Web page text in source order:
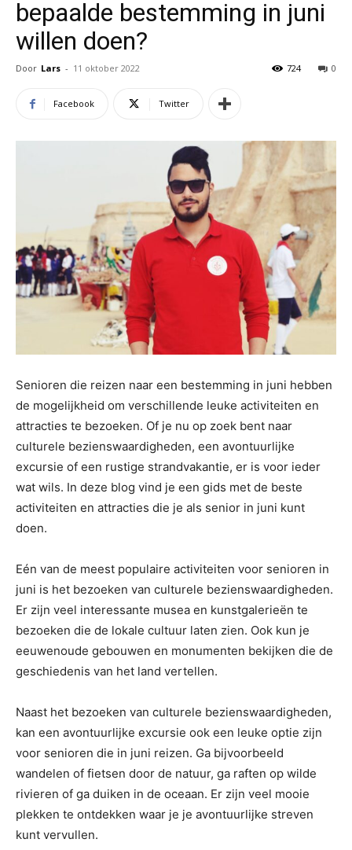
bepaalde bestemming in juni
willen doen?
Door Lars - 11 oktober 2022 0
724
Facebook Twitter
Senioren die reizen naar een bestemming in juni hebben
de mogelijkheid om verschillende leuke activiteiten en
attracties te bezoeken. Of je nu op zoek bent naar
culturele bezienswaardigheden, een avontuurlijke
excursie of een rustige strandvakantie, er is voor ieder
wat wils. In deze blog vind je een gids met de beste
activiteiten en attracties die je als senior in juni kunt
doen.
Eén van de meest populaire activiteiten voor senioren in
juni is het bezoeken van culturele bezienswaardigheden.
Er zijn veel interessante musea en kunstgalerieën te
bezoeken die de lokale cultuur laten zien. Ook kun je
eeuwenoude gebouwen en monumenten bekijken die de
geschiedenis van het land vertellen.
Naast het bezoeken van culturele bezienswaardigheden,
kan een avontuurlijke excursie ook een leuke optie zijn
voor senioren die in juni reizen. Ga bijvoorbeeld
wandelen of fietsen door de natuur, ga raften op wilde
rivieren of ga duiken in de oceaan. Er zijn veel mooie
plekken te ontdekken waar je je avontuurlijke streven
kunt vervullen.